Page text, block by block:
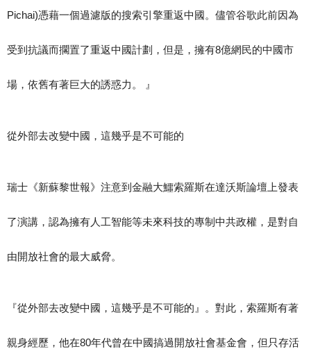
Pichai)憑藉一個過濾版的搜索引擎重返中國。儘管谷歌此前因為
受到抗議而擱置了重返中國計劃，但是，擁有8億網民的中國市
場，依舊有著巨大的誘惑力。 』
從外部去改變中國，這幾乎是不可能的
瑞士《新蘇黎世報》注意到金融大鱷索羅斯在達沃斯論壇上發表
了演講，認為擁有人工智能等未來科技的專制中共政權，是對自
由開放社會的最大威脅。
『從外部去改變中國，這幾乎是不可能的』。對此，索羅斯有著
親身經歷，他在80年代曾在中國搞過開放社會基金會，但只存活